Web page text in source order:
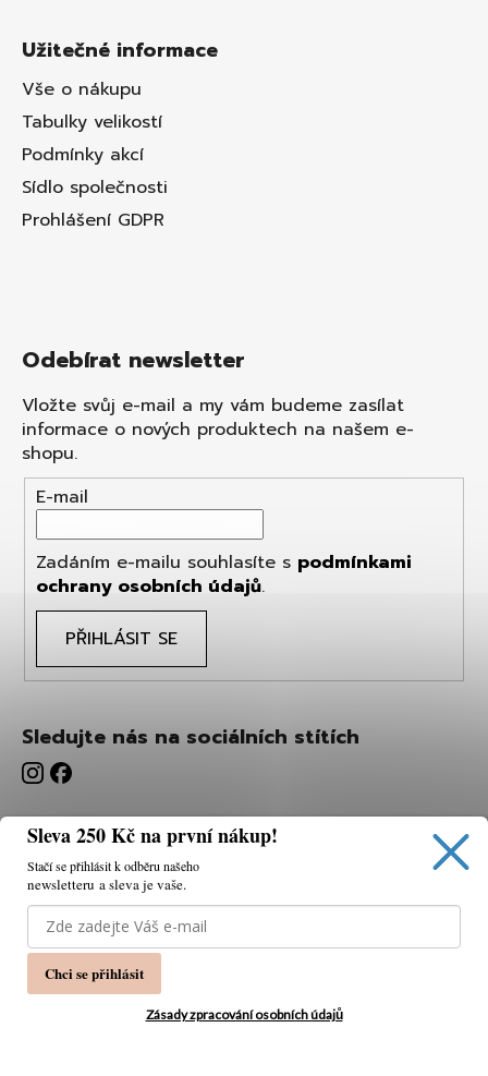
Používáme cookies, abychom vám umožnili pohodlné
prohlížení webu a díky analýze webu neustále zlepšovat
jeho funkce, výkon a použitelnost.
Užitečné informace
Vše o nákupu
Tabulky velikostí
Podmínky akcí
Sídlo společnosti
Prohlášení GDPR
Odebírat newsletter
Vložte svůj e-mail a my vám budeme zasílat
informace o nových produktech na našem e-
shopu.
E-mail
Zadáním e-mailu souhlasíte s podmínkami
ochrany osobních údajů.
PŘIHLÁSIT SE
Sledujte nás na sociálních stítích
Sleva 250 Kč na první nákup!
Stačí se přihlásit k odběru našeho
newsletteru a sleva je vaše.
Chci se přihlásit
Zásady zpracování osobních údajů